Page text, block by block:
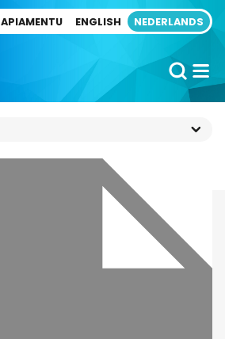
ENGLISH NEDERLANDS